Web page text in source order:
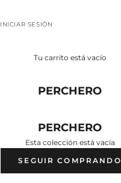
INICIAR SESIÓN
Tu carrito está vacío
PERCHERO
PERCHERO
Esta colección está vacía
SEGUIR COMPRANDO